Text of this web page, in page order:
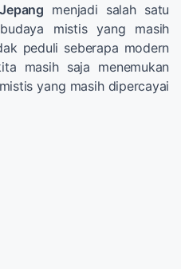
Jepang menjadi salah satu
mistis yang masih
peduli seberapa modern
masih saja menemukan
yang masih dipercayai